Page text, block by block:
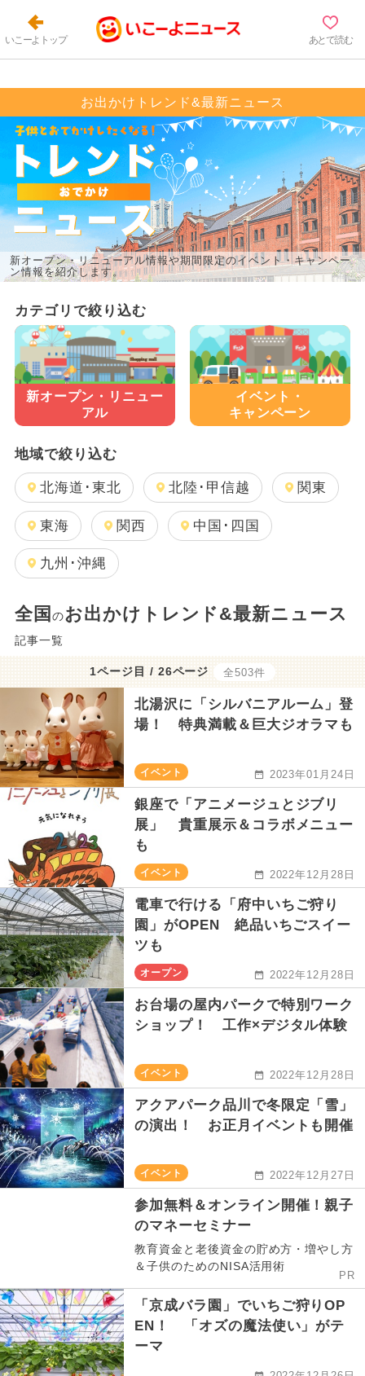
いこーよトップ あとで読む
お出かけトレンド&最新ニュース
新オープン・リニューアル情報や期間限定のイベント・キャンペー
ン情報を紹介します。
カテゴリで絞り込む
新オープン・ リニュー
アル
イベント・
キャンペーン
地域で絞り込む
北海道･東北 北陸･甲信越 関東
東海 関西 中国･四国
九州･沖縄
全国 のお出かけトレンド&最新ニュース
記事一覧
1ページ目 / 26ページ 全503件
北湯沢に「シルバニアルーム」登
場！ 特典満載＆巨大ジオラマも
イベント 2023年01月24日
銀座で「アニメージュとジブリ
展」 貴重展示＆コラボメニュー
も
イベント 2022年12月28日
電車で行ける「府中いちご狩り
園」がOPEN 絶品いちごスイー
ツも
オープン 2022年12月28日
お台場の屋内パークで特別ワーク
ショップ！ 工作×デジタル体験
イベント 2022年12月28日
アクアパーク品川で冬限定「雪」
の演出！ お正月イベントも開催
イベント 2022年12月27日
参加無料＆オンライン開催！親子
のマネーセミナー
教育資金と老後資金の貯め方・増やし方
＆子供のためのNISA活用術
PR
「京成バラ園」でいちご狩りOP
EN！ 「オズの魔法使い」がテ
ーマ